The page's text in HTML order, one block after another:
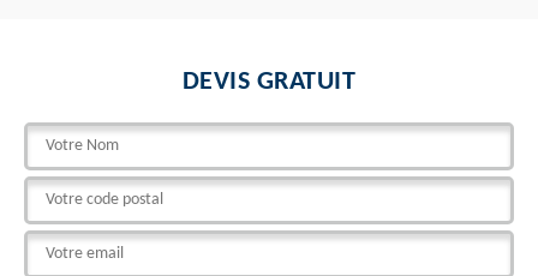
DEVIS GRATUIT